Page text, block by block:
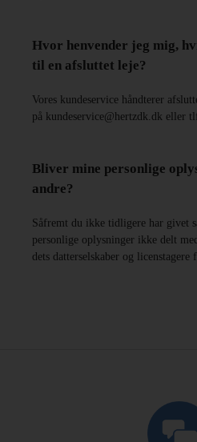
Hvor henvender jeg mig,
til en afsluttet leje?
Vores kundeservice håndterer
på kundeservice@hertzdk.dk eller
Bliver mine personlige
andre?
Såfremt du ikke tidligere har givet
personlige oplysninger ikke delt
dets datterselskaber og